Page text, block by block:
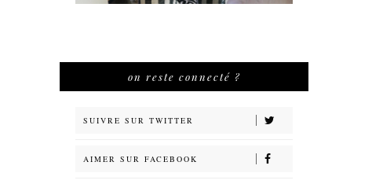
on reste connecté ?
SUIVRE SUR TWITTER
AIMER SUR FACEBOOK